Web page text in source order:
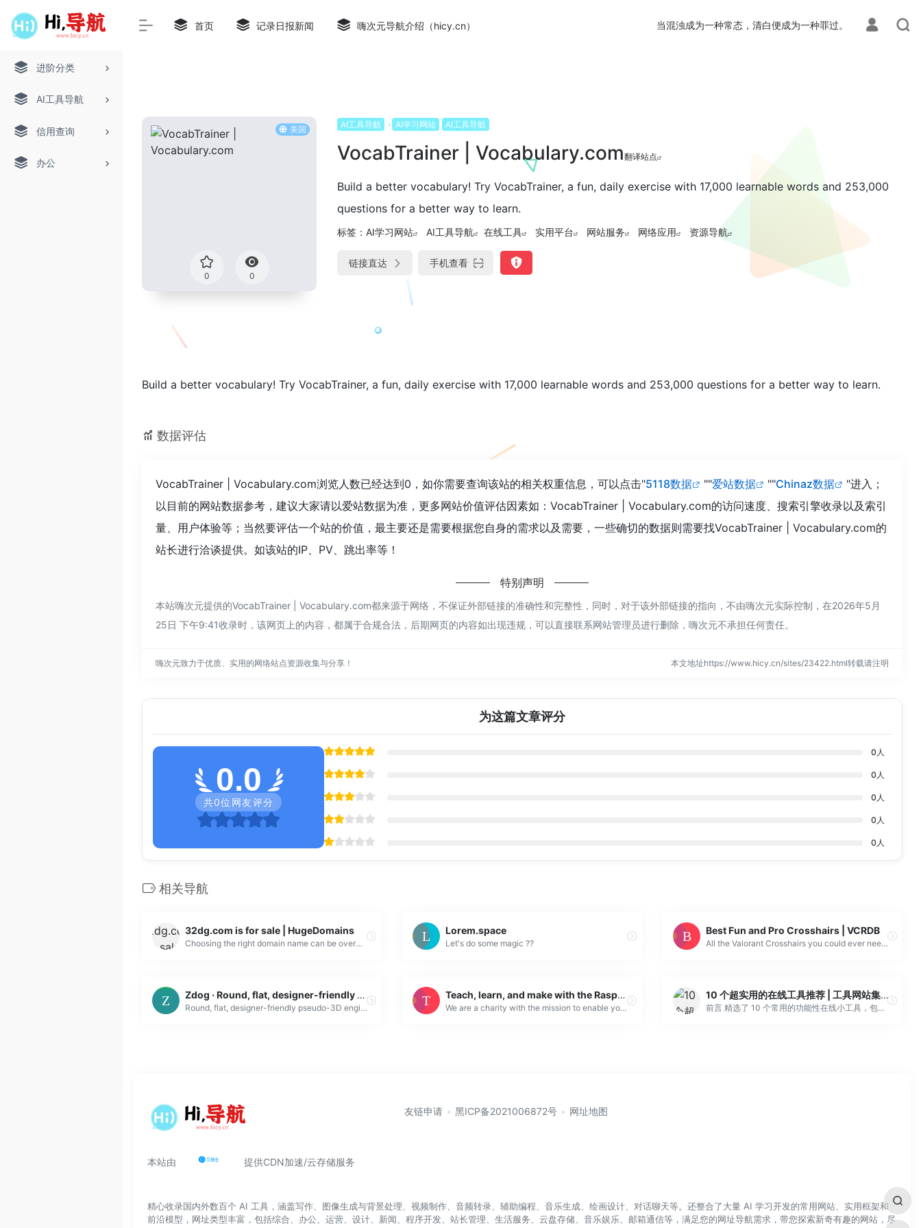
进阶分类
AI工具导航
信用查询
办公
首页 记录日报新闻 嗨次元导航介绍（hicy.cn） 当混浊成为一种常态，清白便成为一种罪过。
美国
0 0
AI工具导航 AI学习网站 AI工具导航
VocabTrainer | Vocabulary.com翻译站点
Build a better vocabulary! Try VocabTrainer, a fun, daily exercise with 17,000 learnable words and 253,000
questions for a better way to learn.
标签： AI学习网站 AI工具导航 在线工具 实用平台 网站服务 网络应用 资源导航
链接直达 手机查看
Build a better vocabulary! Try VocabTrainer, a fun, daily exercise with 17,000 learnable words and 253,000 questions for a better way to learn.
数据评估
VocabTrainer | Vocabulary.com浏览人数已经达到0，如你需要查询该站的相关权重信息，可以点击"5118数据 ""爱站数据 ""Chinaz数据
"进入；
以目前的网站数据参考，建议大家请以爱站数据为准，更多网站价值评估因素如：VocabTrainer | Vocabulary.com的访问速度、搜索引擎收录以及索引
量、用户体验等；当然要评估一个站的价值，最主要还是需要根据您自身的需求以及需要，一些确切的数据则需要找VocabTrainer | Vocabulary.com的
站长进行洽谈提供。如该站的IP、PV、跳出率等！
特别声明
本站嗨次元提供的VocabTrainer | Vocabulary.com都来源于网络，不保证外部链接的准确性和完整性，同时，对于该外部链接的指向，不由嗨次元实际控制，在2026年5月
25日 下午9:41收录时，该网页上的内容，都属于合规合法，后期网页的内容如出现违规，可以直接联系网站管理员进行删除，嗨次元不承担任何责任。
嗨次元致力于优质、实用的网络站点资源收集与分享！ 本文地址https://www.hicy.cn/sites/23422.html转载请注明
为这篇文章评分
0.0
共0位网友评分
0 人
0 人
0 人
0 人
0 人
相关导航
32dg.com is for sale | HugeDomains
Choosing the right domain name can be overwhelming. Our personalized customer service helps you get a great domain.
Lorem.space
Let's do some magic ??
Best Fun and Pro Crosshairs | VCRDB
All the Valorant Crosshairs you could ever need. Build and customize your own or browse through our database. From TenZ to Among Us, we've got you cov...
Zdog · Round, flat, designer-friendly pseudo-3D engine for canvas and SVG
Round, flat, designer-friendly pseudo-3D engine for canvas and SVG
Teach, learn, and make with the Raspberry Pi Foundation
We are a charity with the mission to enable young people to realise their full potential through the power of computing and digital technologies.
10 个超实用的在线工具推荐 | 工具网站集合 – Go 2 Think
前言 精选了 10 个常用的功能性在线小工具，包括文件分享、资源搜索、音乐视频下载等，学习、工作、娱乐和生活都可以用到。 保存到收藏夹，无需安装任何软件，浏览器打开网站即可使用，方便快捷。 超实用的在线工具推荐 1. 文件分享 Firefox Send 火狐推出的 “阅后即焚” 式临时文件分享服务，...
本站由 提供CDN加速/云存储服务
友链申请 黑ICP备2021006872号 网址地图
精心收录国内外数百个 AI 工具，涵盖写作、图像生成与背景处理、视频制作、音频转录、辅助编程、音乐生成、绘画设计、对话聊天等。还整合了大量 AI 学习开发的常用网站、实用框架和
前沿模型，网址类型丰富，包括综合、办公、运营、设计、新闻、程序开发、站长管理、生活服务、云盘存储、音乐娱乐、邮箱通信等，满足您的网址导航需求，带您探索新奇有趣的网站，尽